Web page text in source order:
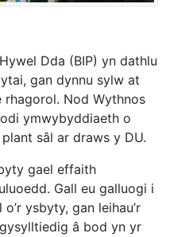
Dda (BIP) yn dathlu
gan dynnu sylw at
rhagorol. Nod Wythnos
ymwybyddiaeth o
sâl ar draws y DU.
gael effaith
Gall eu galluogi i
ysbyty, gan leihau’r
â bod yn yr